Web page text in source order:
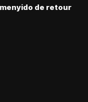
de retour